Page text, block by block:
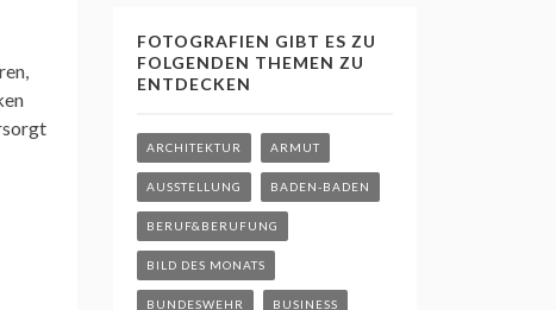
FOTOGRAFIEN GIBT ES ZU
FOLGENDEN THEMEN ZU
ENTDECKEN
ARCHITEKTUR ARMUT
AUSSTELLUNG BADEN-BADEN
BERUF&BERUFUNG
BILD DES MONATS
BUNDESWEHR BUSINESS